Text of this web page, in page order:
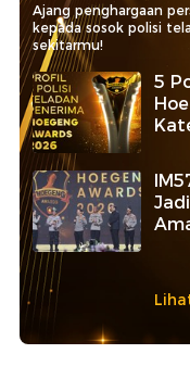
Ajang penghargaan
kepada sosok polisi
sekitarmu!
5